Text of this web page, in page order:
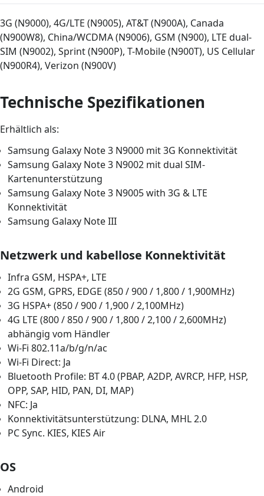
3G (N9000), 4G/LTE (N9005), AT&T (N900A), Canada
(N900W8), China/WCDMA (N9006), GSM (N900), LTE dual-
SIM (N9002), Sprint (N900P), T-Mobile (N900T), US Cellular
(N900R4), Verizon (N900V)
Technische Spezifikationen
Erhältlich als:
Samsung Galaxy Note 3 N9000 mit 3G Konnektivität
Samsung Galaxy Note 3 N9002 mit dual SIM-
Kartenunterstützung
Samsung Galaxy Note 3 N9005 with 3G & LTE
Konnektivität
Samsung Galaxy Note III
Netzwerk und kabellose Konnektivität
Infra GSM, HSPA+, LTE
2G GSM, GPRS, EDGE (850 / 900 / 1,800 / 1,900MHz)
3G HSPA+ (850 / 900 / 1,900 / 2,100MHz)
4G LTE (800 / 850 / 900 / 1,800 / 2,100 / 2,600MHz)
abhängig vom Händler
Wi-Fi 802.11a/b/g/n/ac
Wi-Fi Direct: Ja
Bluetooth Profile: BT 4.0 (PBAP, A2DP, AVRCP, HFP, HSP,
OPP, SAP, HID, PAN, DI, MAP)
NFC: Ja
Konnektivitätsunterstützung: DLNA, MHL 2.0
PC Sync. KIES, KIES Air
OS
Android